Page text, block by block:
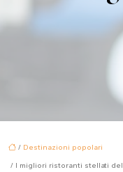
/ Destinazioni popolari
/ I migliori ristoranti stellati